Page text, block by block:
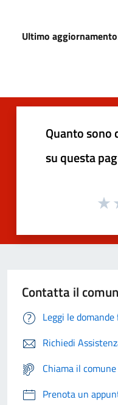
Ultimo aggiornamento
Quanto sono
su questa
Contatta il
Leggi le
Richiedi
Chiama il
Prenota un